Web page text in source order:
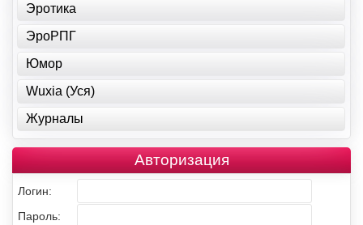
Эротика
ЭроРПГ
Юмор
Wuxia (Уся)
Журналы
Авторизация
Логин:
Пароль: